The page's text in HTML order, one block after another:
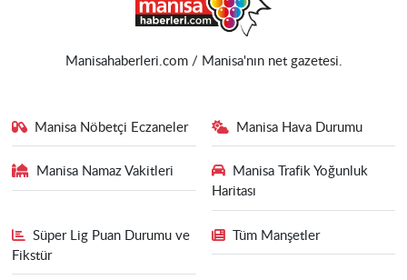
Manisahaberleri.com / Manisa'nın net gazetesi.
Manisa Nöbetçi Eczaneler Manisa Hava Durumu
Manisa Namaz Vakitleri
Manisa Trafik Yoğunluk
Haritası
Süper Lig Puan Durumu ve
Fikstür
Tüm Manşetler